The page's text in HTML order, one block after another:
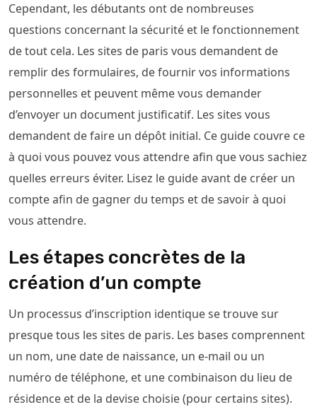
Cependant, les débutants ont de nombreuses
questions concernant la sécurité et le fonctionnement
de tout cela. Les sites de paris vous demandent de
remplir des formulaires, de fournir vos informations
personnelles et peuvent même vous demander
d’envoyer un document justificatif. Les sites vous
demandent de faire un dépôt initial. Ce guide couvre ce
à quoi vous pouvez vous attendre afin que vous sachiez
quelles erreurs éviter. Lisez le guide avant de créer un
compte afin de gagner du temps et de savoir à quoi
vous attendre.
Les étapes concrètes de la
création d’un compte
Un processus d’inscription identique se trouve sur
presque tous les sites de paris. Les bases comprennent
un nom, une date de naissance, un e-mail ou un
numéro de téléphone, et une combinaison du lieu de
résidence et de la devise choisie (pour certains sites).